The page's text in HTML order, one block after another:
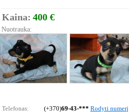
Kaina: 400 €
Nuotrauka:
Telefonas: (+370)69-43-*** Rodyti numerį